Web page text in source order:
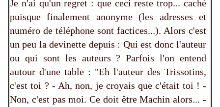
Je n'ai qu'un regret : que ceci reste trop... caché
puisque finalement anonyme (les adresses et
numéro de téléphone sont factices...). Alors c'est
un peu la devinette depuis : Qui est donc l'auteur
ou qui sont les auteurs ? Parfois l'on entend
autour d'une table : "Eh l'auteur des Trissotins,
c'est toi ? - Ah, non, je croyais que c'était toi ! -
Non, c'est pas moi. Ce doit être Machin alors... -